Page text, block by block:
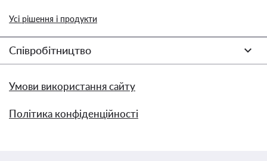
Усі рішення і продукти
Співробітництво
Умови використання сайту
Політика конфіденційності